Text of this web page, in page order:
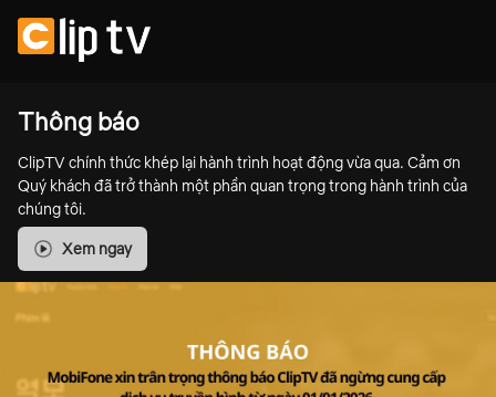
Thông báo
ClipTV chính thức khép lại hành trình hoạt động vừa qua. Cảm ơn
Quý khách đã trở thành một phần quan trọng trong hành trình của
chúng tôi.
Xem ngay